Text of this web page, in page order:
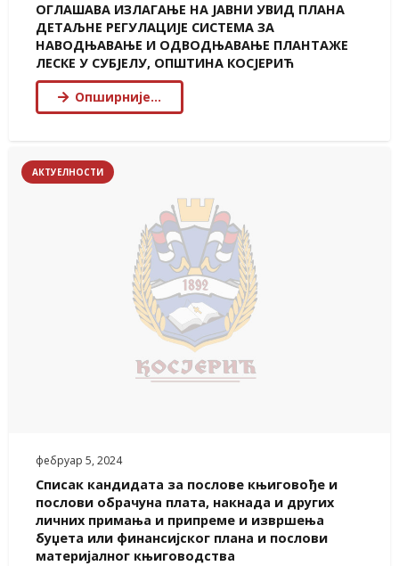
ОГЛАШАВА ИЗЛАГАЊЕ НА ЈАВНИ УВИД ПЛАНA
ДЕТАЉНЕ РЕГУЛАЦИЈЕ СИСТЕМА ЗА
НАВОДЊАВАЊЕ И ОДВОДЊАВАЊЕ ПЛАНТАЖЕ
ЛЕСКЕ У СУБЈЕЛУ, ОПШТИНА КОСЈЕРИЋ
Опширније…
АКТУЕЛНОСТИ
фебруар 5, 2024
Списак кандидата за послове књиговође и
послови обрачуна плата, накнада и других
личних примања и припреме и извршења
буџета или финансијског плана и послови
материјалног књиговодства